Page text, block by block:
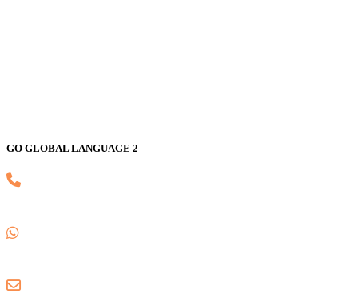
GO GLOBAL LANGUAGE 2